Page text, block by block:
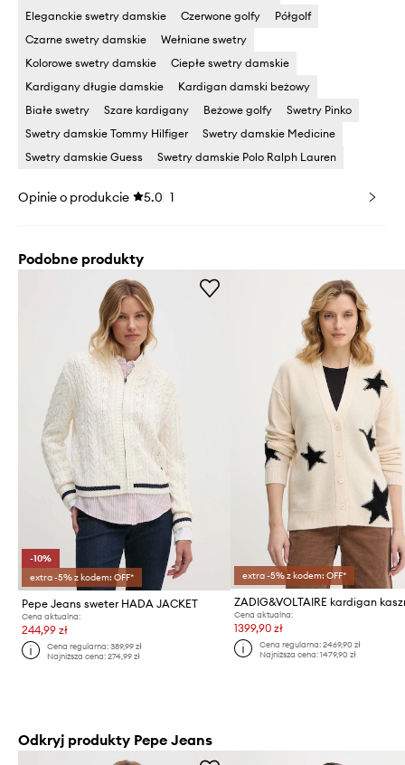
Eleganckie swetry damskie Czerwone golfy
Półgolf
Czarne swetry damskie
Wełniane swetry
Kolorowe swetry damskie
Ciepłe swetry damskie
Kardigany długie damskie
Kardigan damski beżowy
Białe swetry
Szare kardigany Beżowe golfy
Swetry Pinko
Swetry damskie Tommy Hilfiger
Swetry damskie Medicine
Swetry damskie Guess
Swetry damskie Polo Ralph Lauren
Opinie o produkcie 5.0 1
Podobne produkty
-10%
extra -5% z kodem: OFF*
Pepe Jeans sweter HADA JACKET
Cena aktualna:
244,99 zł
Cena regularna:389,99 zł
Najniższa cena:274,99 zł
extra -5% z kodem: OFF*
Cena aktualna:
1399,90 zł
Cena regularna: 2469,90 zł
Najniższa cena: 1479,90 zł
Odkryj produkty Pepe Jeans